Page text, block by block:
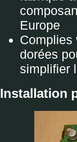
Europe
Complies
dorées
simplifier
Installation